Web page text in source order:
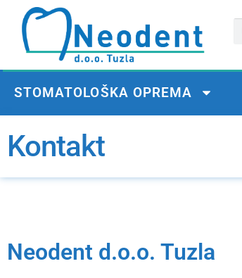
STOMATOLOŠKA OPREMA
Kontakt
Neodent d.o.o. Tuzla